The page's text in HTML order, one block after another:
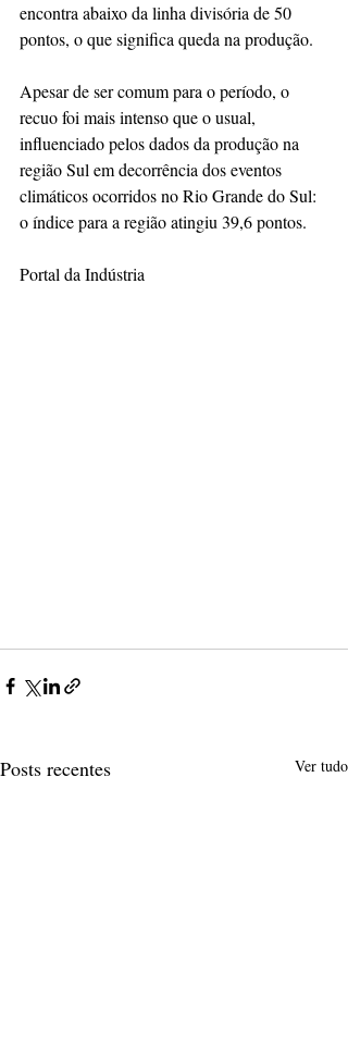
encontra abaixo da linha divisória de 50
pontos, o que significa queda na produção.
Apesar de ser comum para o período, o
recuo foi mais intenso que o usual,
influenciado pelos dados da produção na
região Sul em decorrência dos eventos
climáticos ocorridos no Rio Grande do Sul:
o índice para a região atingiu 39,6 pontos.
Portal da Indústria
Posts recentes Ver tudo